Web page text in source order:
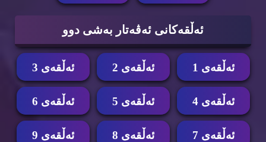
ئه‌ڵقه‌كانی ئه‌ڤه‌تار به‌شی دوو
ئه‌ڵقه‌ی 1 ئه‌ڵقه‌ی 2 ئه‌ڵقه‌ی 3
ئه‌ڵقه‌ی 4 ئه‌ڵقه‌ی 5 ئه‌ڵقه‌ی 6
ئه‌ڵقه‌ی 7 ئه‌ڵقه‌ی 8 ئه‌ڵقه‌ی 9